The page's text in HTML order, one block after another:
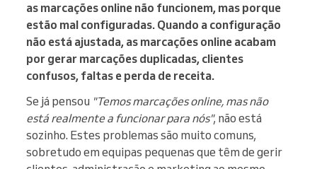
as marcações online não funcionem, mas porque
estão mal configuradas. Quando a configuração
não está ajustada, as marcações online acabam
por gerar marcações duplicadas, clientes
confusos, faltas e perda de receita.
Se já pensou "Temos marcações online, mas não
está realmente a funcionar para nós", não está
sozinho. Estes problemas são muito comuns,
sobretudo em equipas pequenas que têm de gerir